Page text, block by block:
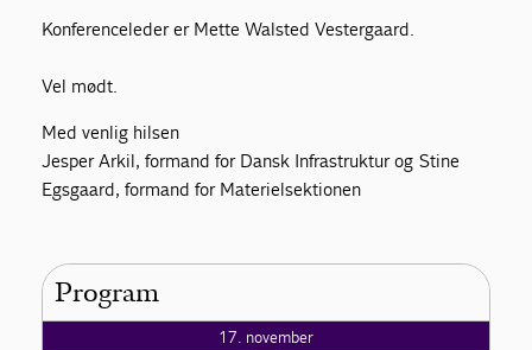
Konferenceleder er Mette Walsted Vestergaard.
Vel mødt.
Med venlig hilsen
Jesper Arkil, formand for Dansk Infrastruktur og Stine
Egsgaard, formand for Materielsektionen
Program
17. november